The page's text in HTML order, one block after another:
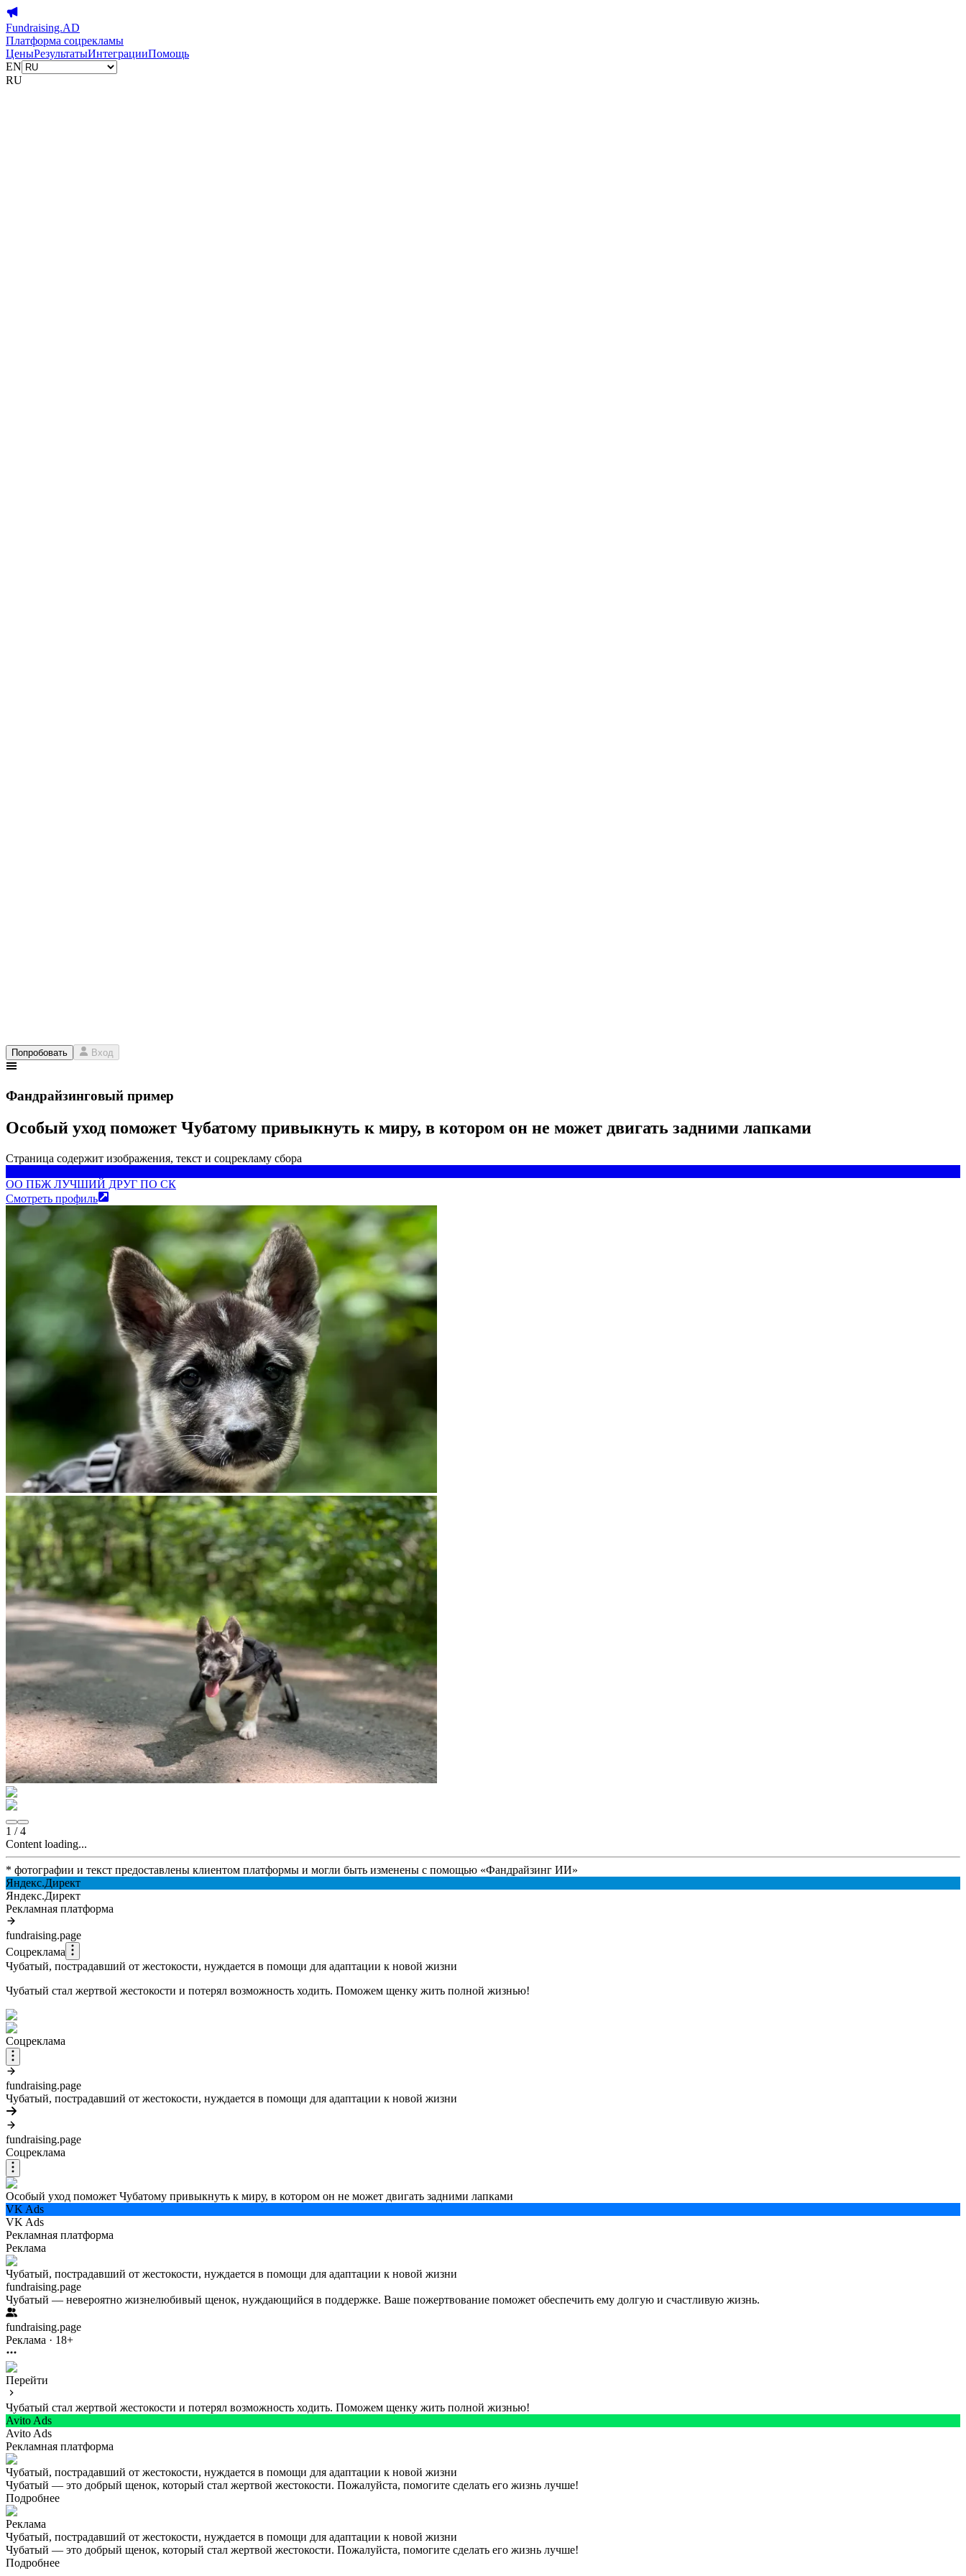
Fundraising.AD
Платформа соцрекламы
ЦеныРезультатыИнтеграцииПомощь
EN
RU
Попробовать Вход
Фандрайзинговый пример
Особый уход поможет Чубатому привыкнуть к миру, в котором он не может двигать задними лапками
Страница содержит изображения, текст и соцрекламу сбора
ОО ПБЖ ЛУЧШИЙ ДРУГ ПО СК
Смотреть профиль
1 /4
Content loading...
* фотографии и текст предоставлены клиентом платформы и могли быть изменены с помощью «Фандрайзинг ИИ»
Яндекс.Директ
Яндекс.Директ
Рекламная платформа
fundraising.page
Соцреклама
Чубатый, пострадавший от жестокости, нуждается в помощи для адаптации к новой жизни
Чубатый стал жертвой жестокости и потерял возможность ходить. Поможем щенку жить полной жизнью!
Соцреклама
fundraising.page
Чубатый, пострадавший от жестокости, нуждается в помощи для адаптации к новой жизни
fundraising.page
Соцреклама
Особый уход поможет Чубатому привыкнуть к миру, в котором он не может двигать задними лапками
VK Ads
VK Ads
Рекламная платформа
Реклама
Чубатый, пострадавший от жестокости, нуждается в помощи для адаптации к новой жизни
fundraising.page
Чубатый — невероятно жизнелюбивый щенок, нуждающийся в поддержке. Ваше пожертвование поможет обеспечить ему долгую и счастливую жизнь.
fundraising.page
Реклама · 18+
Перейти
Чубатый стал жертвой жестокости и потерял возможность ходить. Поможем щенку жить полной жизнью!
Avito Ads
Avito Ads
Рекламная платформа
Чубатый, пострадавший от жестокости, нуждается в помощи для адаптации к новой жизни
Чубатый — это добрый щенок, который стал жертвой жестокости. Пожалуйста, помогите сделать его жизнь лучше!
Подробнее
Реклама
Чубатый, пострадавший от жестокости, нуждается в помощи для адаптации к новой жизни
Чубатый — это добрый щенок, который стал жертвой жестокости. Пожалуйста, помогите сделать его жизнь лучше!
Подробнее